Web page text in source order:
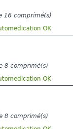
16 comprimé(s)
OK
8 comprimé(s)
OK
8 comprimé(s)